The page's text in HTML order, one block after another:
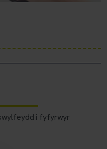
i fyfyrwyr